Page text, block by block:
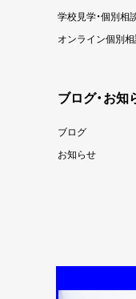
学校見学・個別相
オンライン個別
ブログ・お知
ブログ
お知らせ